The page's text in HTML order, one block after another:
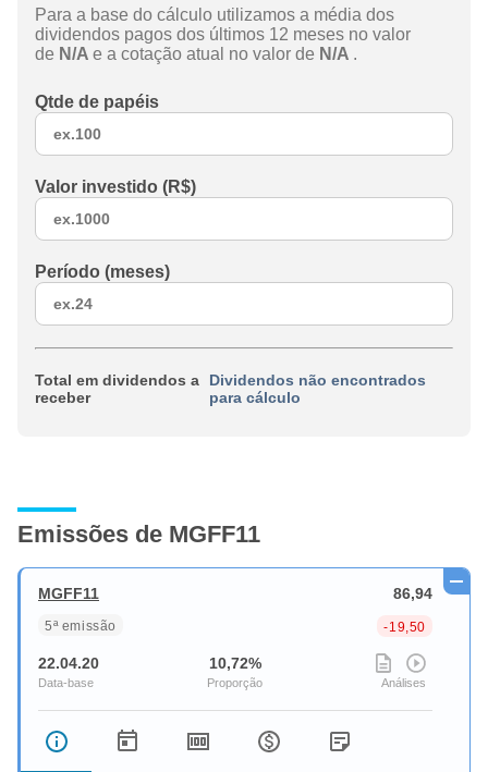
Para a base do cálculo utilizamos a média dos
dividendos pagos dos últimos 12 meses no valor
de N/A e a cotação atual no valor de N/A .
Qtde de papéis
Valor investido (R$)
Período (meses)
Total em dividendos a
receber
Dividendos não encontrados
para cálculo
Emissões de MGFF11
MGFF11
5ª emissão
86,94
-19,50
22.04.20 10,72%